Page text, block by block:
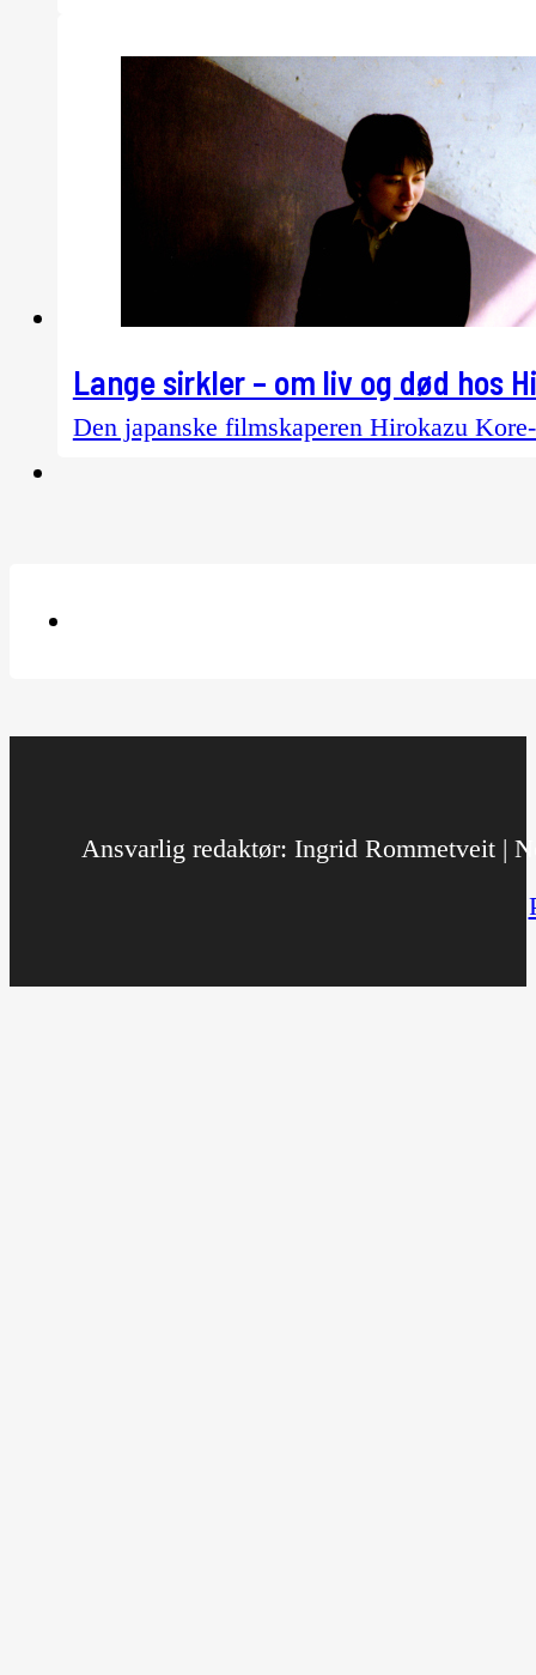
Lange sirkler – om liv og død hos
Den japanske filmskaperen Hirokazu
Ansvarlig redaktør: Ingrid Rommetveit |